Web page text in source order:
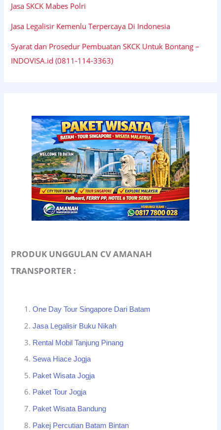
Jasa SKCK Mabes Polri
Jasa Legalisir Kemenlu Terpercaya Di Indonesia
Syarat dan Prosedur Pembuatan SKCK Untuk Bontang –
INDOVISA.id (0811-114-3363)
PRODUK UNGGULAN CV AMANAH
TRANSPORTER :
One Day Tour Singapore Dari Batam
Jasa Legalisir Buku Nikah
Rental Mobil Tanjung Pinang
Sewa Hiace Jogja
Paket Wisata Jogja
Paket Tour Jogja
Paket Wisata Bandung
Pakej Percutian Batam Bintan